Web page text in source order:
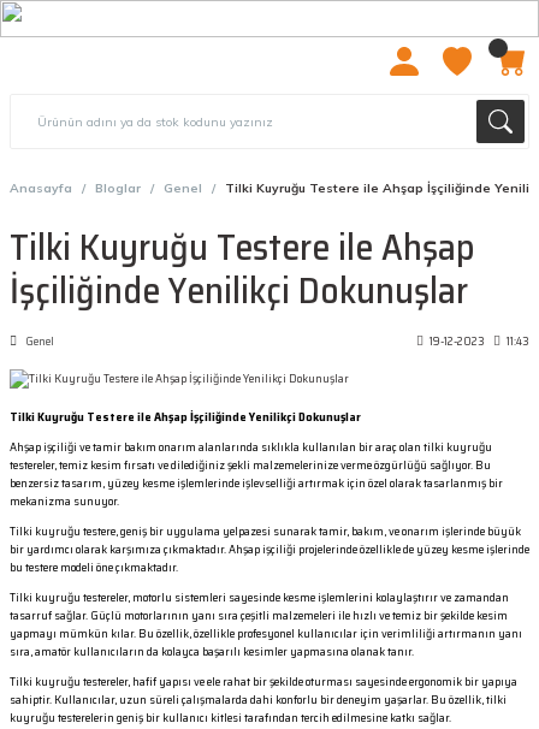
Anasayfa Bloglar Genel Tilki Kuyruğu Testere ile Ahşap İşçiliğinde
Tilki Kuyruğu Testere ile Ahşap
İşçiliğinde Yenilikçi Dokunuşlar
Genel 19-12-2023 11:43
Tilki Kuyruğu Testere ile Ahşap İşçiliğinde Yenilikçi Dokunuşlar
Ahşap işçiliği ve tamir bakım onarım alanlarında sıklıkla kullanılan bir araç olan tilki kuyruğu
testereler, temiz kesim fırsatı ve dilediğiniz şekli malzemelerinize verme özgürlüğü sağlıyor. Bu
benzersiz tasarım, yüzey kesme işlemlerinde işlevselliği artırmak için özel olarak tasarlanmış bir
mekanizma sunuyor.
Tilki kuyruğu testere, geniş bir uygulama yelpazesi sunarak tamir, bakım, ve onarım işlerinde büyük
bir yardımcı olarak karşımıza çıkmaktadır. Ahşap işçiliği projelerinde özellikle de yüzey kesme işlerinde
bu testere modeli öne çıkmaktadır.
Tilki kuyruğu testereler, motorlu sistemleri sayesinde kesme işlemlerini kolaylaştırır ve zamandan
tasarruf sağlar. Güçlü motorlarının yanı sıra çeşitli malzemeleri ile hızlı ve temiz bir şekilde kesim
yapmayı mümkün kılar. Bu özellik, özellikle profesyonel kullanıcılar için verimliliği artırmanın yanı
sıra, amatör kullanıcıların da kolayca başarılı kesimler yapmasına olanak tanır.
Tilki kuyruğu testereler, hafif yapısı ve ele rahat bir şekilde oturması sayesinde ergonomik bir yapıya
sahiptir. Kullanıcılar, uzun süreli çalışmalarda dahi konforlu bir deneyim yaşarlar. Bu özellik, tilki
kuyruğu testerelerin geniş bir kullanıcı kitlesi tarafından tercih edilmesine katkı sağlar.